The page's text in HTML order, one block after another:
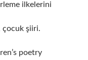
ilkelerini
çocuk şiiri.
poetry